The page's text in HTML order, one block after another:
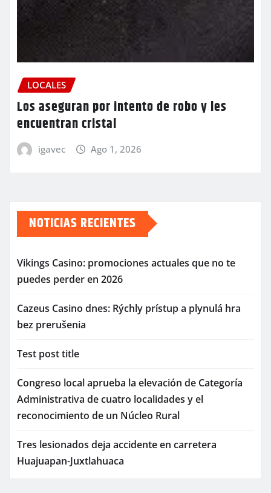
LOCALES
Los aseguran por intento de robo y les
encuentran cristal
igavec Ago 1, 2026
NOTICIAS RECIENTES
Vikings Casino: promociones actuales que no te
puedes perder en 2026
Cazeus Casino dnes: Rýchly prístup a plynulá hra
bez prerušenia
Test post title
Congreso local aprueba la elevación de Categoría
Administrativa de cuatro localidades y el
reconocimiento de un Núcleo Rural
Tres lesionados deja accidente en carretera
Huajuapan-Juxtlahuaca